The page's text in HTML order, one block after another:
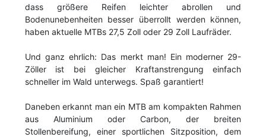
dass größere Reifen leichter abrollen und
Bodenunebenheiten besser überrollt werden können,
haben aktuelle MTBs 27,5 Zoll oder 29 Zoll Laufräder.
Und ganz ehrlich: Das merkt man! Ein moderner 29-
Zöller ist bei gleicher Kraftanstrengung einfach
schneller im Wald unterwegs. Spaß garantiert!
Daneben erkannt man ein MTB am kompakten Rahmen
aus Aluminium oder Carbon, der breiten
Stollenbereifung, einer sportlichen Sitzposition, dem